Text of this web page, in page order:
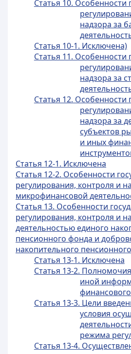
Статья 10. Особенности
надзора за
Статья 10-1. Исключена)
Статья 11. Особенности
надзора за
Статья 12. Особенности
надзора за
субъектов
и иных
Статья 12-1. Исключена
Статья 12-2. Особенности
регулирования, контроля и
микрофинансовой
Статья 13. Особенности
регулирования, контроля и
деятельностью единого
пенсионного фонда и
накопительного
Статья 13-1. Исключена
Статья 13-2.
иной
Статья 13-3. Цели
условия
режима
Статья 13-4.